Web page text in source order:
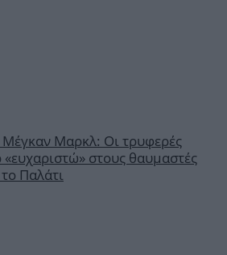
Μέγκαν Μαρκλ: Οι τρυφερές
στους θαυμαστές
Παλάτι